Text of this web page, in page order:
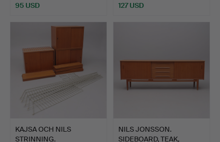
95 USD 127 USD
KAJSA OCH NILS
STRINNING.
NILS JONSSON.
SIDEBOARD, TEAK,